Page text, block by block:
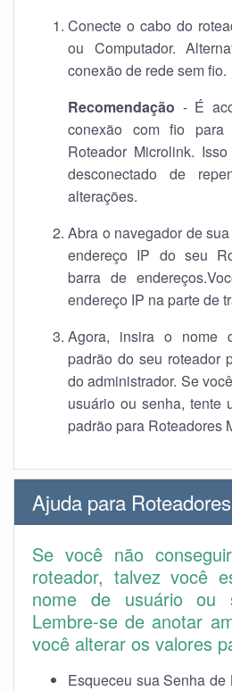
Conecte o cabo do
ou Computador.
conexão de rede sem fio.
Recomendação - É
conexão com fio para
Roteador Microlink.
desconectado de
alterações.
Abra o navegador de
endereço IP do seu
barra de
endereço IP na parte de
Agora, insira o nome
padrão do seu roteador
do administrador. Se
usuário ou senha, tente
padrão para Roteadores
Ajuda para
Se você não
roteador, talvez você
nome de usuário ou
Lembre-se de anotar
você alterar os valores
Esqueceu sua Senha